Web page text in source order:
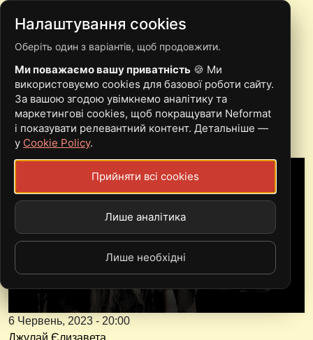
RISIN SABOTAGE
ВИПУСТИЛИ
АНОНСОВАНИЙ АЛЬБОМ
6 Червень, 2023 - 20:00
Джулай Єлизавета
Налаштування cookies
Оберіть один з варіантів, щоб продовжити.
Ми поважаємо вашу приватність 🍪 Ми
використовуємо cookies для базової роботи сайту.
За вашою згодою увімкнемо аналітику та
маркетингові cookies, щоб покращувати Neformat
і показувати релевантний контент. Детальніше —
у Cookie Policy.
Прийняти всі cookies
Лише аналітика
Лише необхідні